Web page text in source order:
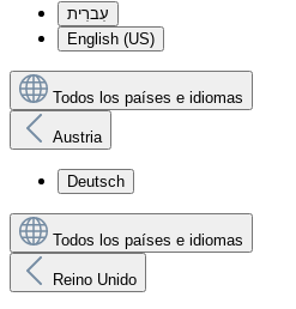
עִברִית
English (US)
Todos los países e idiomas
Austria
Deutsch
Todos los países e idiomas
Reino Unido